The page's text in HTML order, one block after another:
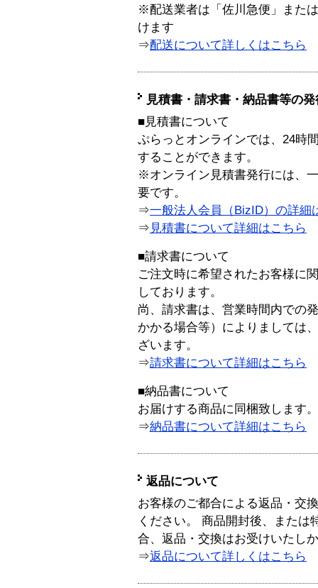
※配送業者は「佐川急便」また
けます
⇒配送について詳しくはこちら
見積書・請求書・納品書等の
■見積書について
ぷらっとオンラインでは、24時
することができます。
※オンライン見積書発行には、
要です。
⇒一般法人会員（BizID）の詳細
⇒ 見積書について詳細はこちら
■請求書について
ご注文時に希望されたお客様に
しております。
尚、請求書は、営業時間内での
かかる場合等）によりましては
ざいます。
⇒請求書について詳細はこちら
■納品書について
お届けする商品に同梱致します。
⇒納品書について詳細はこちら
返品について
お客様のご都合による返品・交
ください。 商品開封後、または
合、返品・交換はお受けいたし
⇒返品について詳しくはこちら